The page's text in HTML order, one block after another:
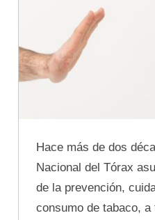
Hace más de dos
Nacional del Tórax
de la prevención,
consumo de tabaco,